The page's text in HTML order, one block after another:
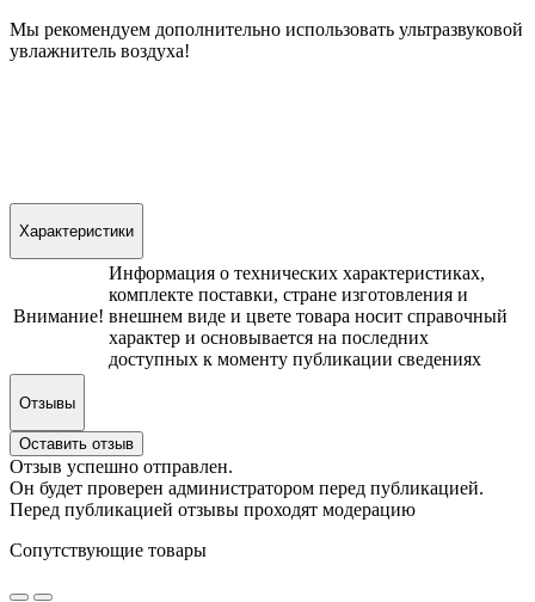
Мы рекомендуем дополнительно использовать ультразвуковой
увлажнитель воздуха!
Характеристики
Внимание!
Информация о технических характеристиках,
комплекте поставки, стране изготовления и
внешнем виде и цвете товара носит справочный
характер и основывается на последних
доступных к моменту публикации сведениях
Отзывы
Оставить отзыв
Отзыв успешно отправлен.
Он будет проверен администратором перед публикацией.
Перед публикацией отзывы проходят модерацию
Сопутствующие товары